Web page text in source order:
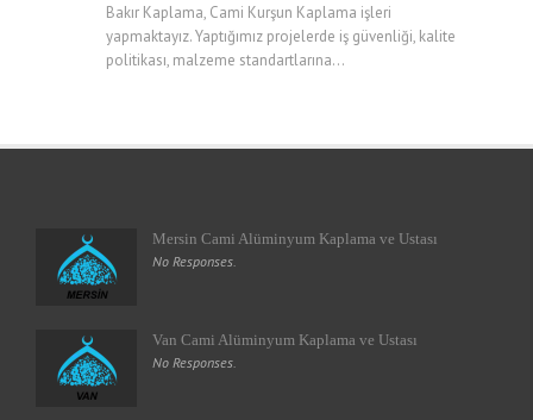
Bakır Kaplama, Cami Kurşun Kaplama işleri
yapmaktayız. Yaptığımız projelerde iş güvenliği, kalite
politikası, malzeme standartlarına...
Mersin Cami Alüminyum Kaplama ve Ustası
No Responses.
Van Cami Alüminyum Kaplama ve Ustası
No Responses.